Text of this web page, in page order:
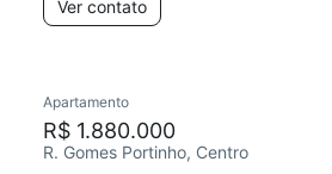
Ver contato
Apartamento
R$ 1.880.000
R. Gomes Portinho, Centro